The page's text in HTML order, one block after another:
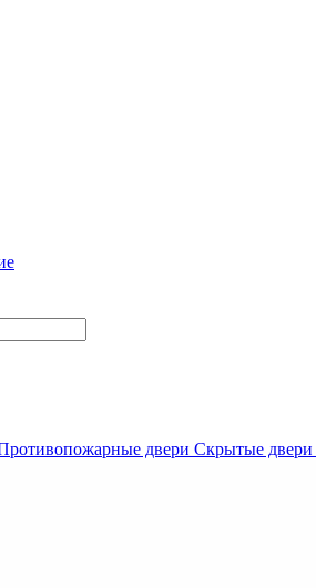
двери Скрытые двери